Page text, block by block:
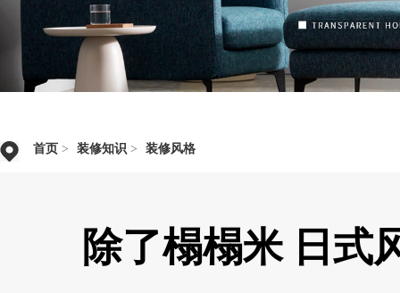
首页 > 装修知识 > 装修风格
除了榻榻米 日式